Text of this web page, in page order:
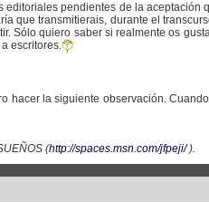
pendientes de la
que transmitierais, durante el
Sólo quiero saber si realmente os
escritores.
hacer la siguiente observación.
(http://spaces.msn.com/jfpeji/).